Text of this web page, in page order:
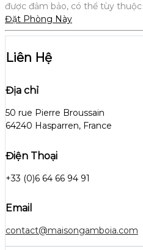
được đảm bảo, có thể tùy
Đặt Phòng Này
Liên Hệ
Địa chỉ
50 rue Pierre Broussain
64240 Hasparren, France
Điện Thoại
+33 (0)6 64 66 94 91
Email
contact@maisongamboia.com